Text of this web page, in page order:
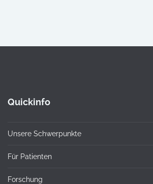
Quickinfo
Unsere Schwerpunkte
Für Patienten
Forschung